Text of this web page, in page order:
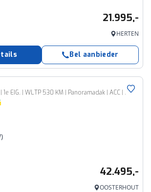
21.995,-
HERTEN
Bel aanbieder
Luxury 2WD 77 kWh | 1e EIG. | WLTP 530 KM | Panoramadak | ACC | ECC | 360° Cam | 20"LMV | Achterbank verwarmd | Head-up display | BTW Auto |
42.495,-
OOSTERHOUT